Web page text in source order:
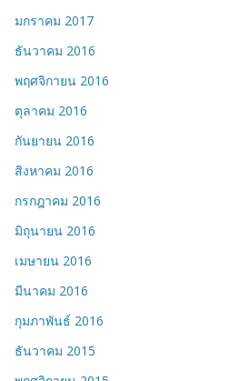
มกราคม 2017
ธันวาคม 2016
พฤศจิกายน 2016
ตุลาคม 2016
กันยายน 2016
สิงหาคม 2016
กรกฎาคม 2016
มิถุนายน 2016
เมษายน 2016
มีนาคม 2016
กุมภาพันธ์ 2016
ธันวาคม 2015